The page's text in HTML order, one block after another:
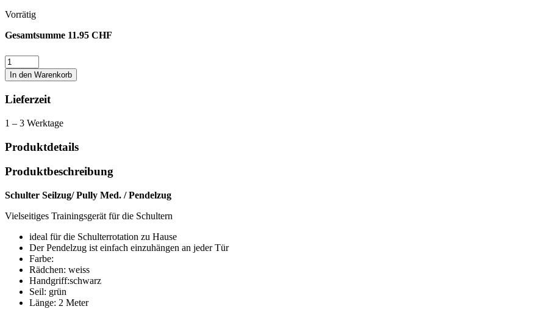
Vorrätig
Gesamtsumme 11.95 CHF
Schulter
Seilzug
Moves
Menge
In den Warenkorb
Lieferzeit
1 – 3 Werktage
Produktdetails
Produktbeschreibung
Schulter Seilzug/ Pully Med. / Pendelzug
Vielseitiges Trainingsgerät für die Schultern
ideal für die Schulterrotation zu Hause
Der Pendelzug ist einfach einzuhängen an jeder Tür
Farbe:
Rädchen: weiss
Handgriff:schwarz
Seil: grün
Länge: 2 Meter